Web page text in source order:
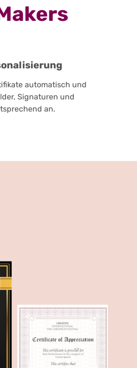
automatisch und
Signaturen und
an.